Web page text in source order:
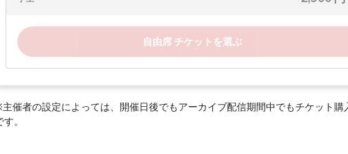
自由席 チケットを選ぶ
催者の設定によっては、開催日後でもアーカイブ配信期間中でもチケット購
す。